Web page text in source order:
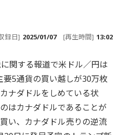
録日] 2025/01/07 [再生時間] 13:02
関する報道で米ドル／円は
要5通貨の買い越しが30万枚
ナダドルをしめている状
はカナダドルであることが
い、カナダドル売りの逆流